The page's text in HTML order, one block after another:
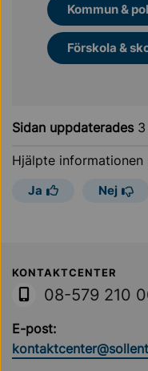
Kommun &
Förskola &
Sidan uppdaterades
Hjälpte informationen
Ja Nej
Sollentuna
KONTAKTCENTER
08-579 210
E-post: